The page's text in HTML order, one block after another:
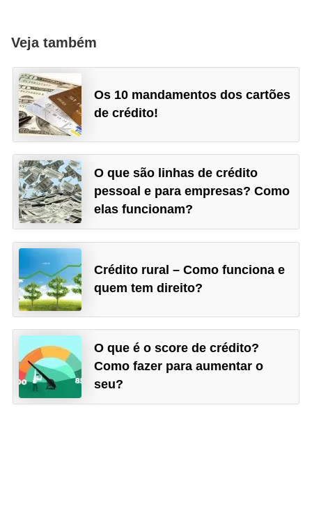
Veja também
Os 10 mandamentos dos cartões
de crédito!
O que são linhas de crédito
pessoal e para empresas? Como
elas funcionam?
Crédito rural – Como funciona e
quem tem direito?
O que é o score de crédito?
Como fazer para aumentar o
seu?